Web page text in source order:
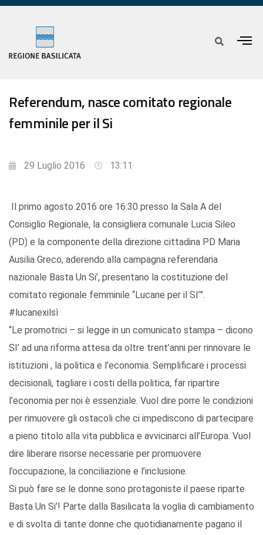
Referendum, nasce comitato regionale
femminile per il Si
29 Luglio 2016 13:11
Il primo agosto 2016 ore 16:30 presso la Sala A del
Consiglio Regionale, la consigliera comunale Lucia Sileo
(PD) e la componente della direzione cittadina PD Maria
Ausilia Greco, aderendo alla campagna referendaria
nazionale Basta Un Si’, presentano la costituzione del
comitato regionale femminile “Lucane per il SI’”.
#lucanexilsì
“Le promotrici – si legge in un comunicato stampa – dicono
SI’ ad una riforma attesa da oltre trent’anni per rinnovare le
istituzioni , la politica e l’economia. Semplificare i processi
decisionali, tagliare i costi della politica, far ripartire
l’economia per noi è essenziale. Vuol dire porre le condizioni
per rimuovere gli ostacoli che ci impediscono di partecipare
a pieno titolo alla vita pubblica e avvicinarci all’Europa. Vuol
dire liberare risorse necessarie per promuovere
l’occupazione, la conciliazione e l’inclusione.
Si può fare se le donne sono protagoniste il paese riparte
Basta Un Si’! Parte dalla Basilicata la voglia di cambiamento
e di svolta di tante donne che quotidianamente pagano il